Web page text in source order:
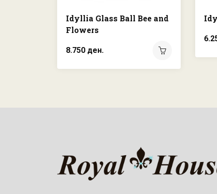
Idyllia Glass Ball Bee and
Flowers
8.750 ден.